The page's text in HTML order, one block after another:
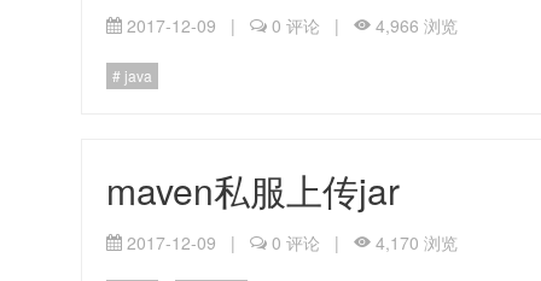
2017-12-09 | 0 评论 | 4,966 浏览
java
maven私服上传jar
2017-12-09 | 0 评论 | 4,170 浏览